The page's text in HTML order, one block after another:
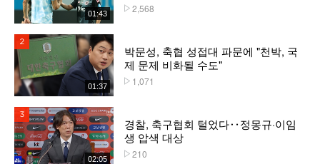
01:43 2,568
01:37
박문성, 축협 성접대 파문에 "천박, 국
제 문제 비화될 수도"
1,071
02:05
경찰, 축구협회 털었다‥정몽규·이임
생 압색 대상
210